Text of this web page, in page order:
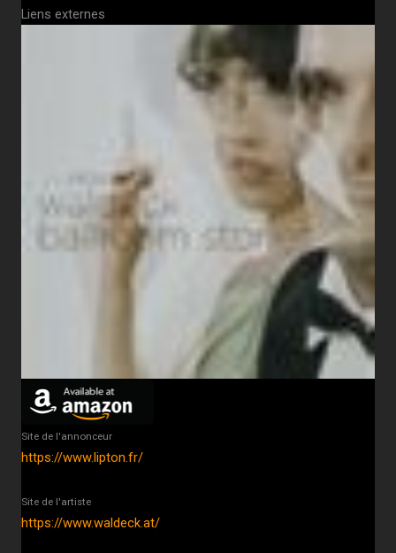
Liens externes
Site de l'annonceur
https://www.lipton.fr/
Site de l'artiste
https://www.waldeck.at/